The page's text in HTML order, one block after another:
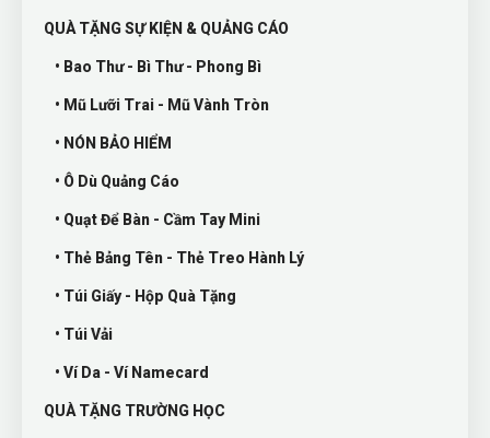
QUÀ TẶNG SỰ KIỆN & QUẢNG CÁO
• Bao Thư - Bì Thư - Phong Bì
• Mũ Lưỡi Trai - Mũ Vành Tròn
• NÓN BẢO HIỂM
• Ô Dù Quảng Cáo
• Quạt Để Bàn - Cầm Tay Mini
• Thẻ Bảng Tên - Thẻ Treo Hành Lý
• Túi Giấy - Hộp Quà Tặng
• Túi Vải
• Ví Da - Ví Namecard
QUÀ TẶNG TRƯỜNG HỌC